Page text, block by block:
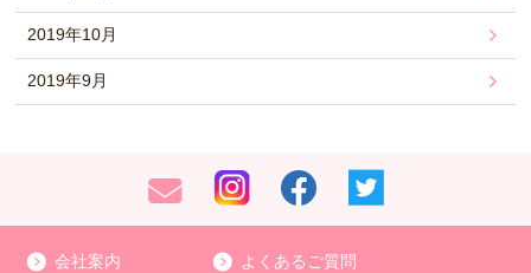
2019年10月
2019年9月
会社案内 よくあるご質問